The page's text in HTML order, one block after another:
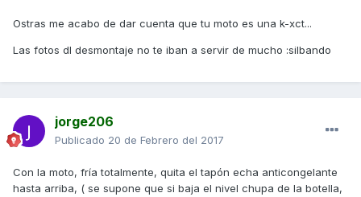
Ostras me acabo de dar cuenta que tu moto es una k-xct...
Las fotos dl desmontaje no te iban a servir de mucho :silbando
jorge206
Publicado 20 de Febrero del 2017
Con la moto, fría totalmente, quita el tapón echa anticongelante
hasta arriba, ( se supone que si baja el nivel chupa de la botella,